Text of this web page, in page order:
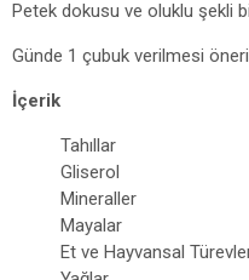
Petek dokusu ve oluklu şekli
Günde 1 çubuk verilmesi
İçerik
Tahıllar
Gliserol
Mineraller
Mayalar
Et ve Hayvansal